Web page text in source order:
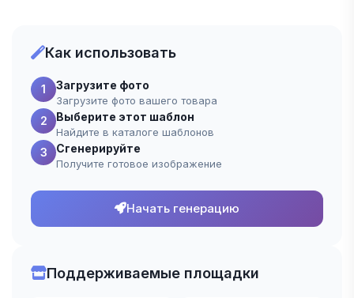
Как использовать
1 Загрузите фото
Загрузите фото вашего товара
2 Выберите этот шаблон
Найдите в каталоге шаблонов
3 Сгенерируйте
Получите готовое изображение
Начать генерацию
Поддерживаемые площадки